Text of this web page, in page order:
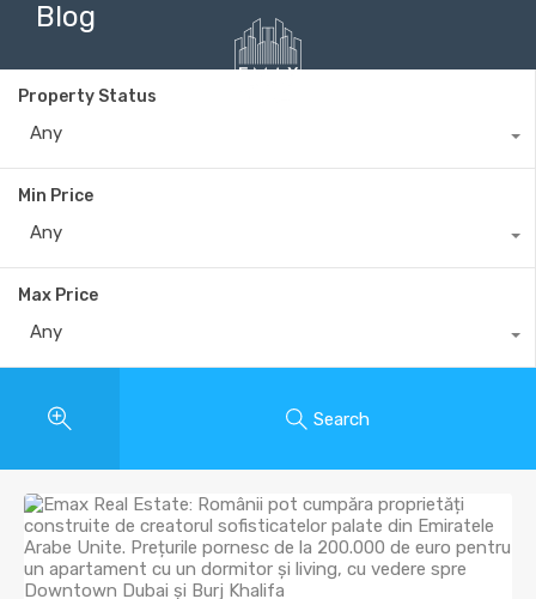
Blog
Property Status
Any
Min Price
Any
Max Price
Any
Search